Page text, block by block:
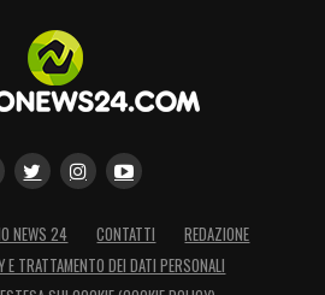
NEWS 24 CONTATTI
REDAZIONE
E TRATTAMENTO DEI DATI PERSONALI